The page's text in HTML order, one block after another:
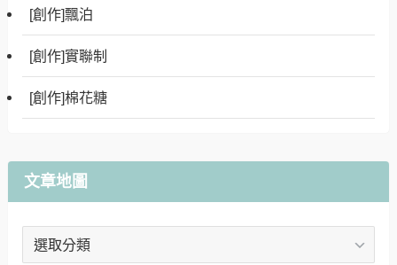
[創作]飄泊
[創作]實聯制
[創作]棉花糖
文章地圖
文